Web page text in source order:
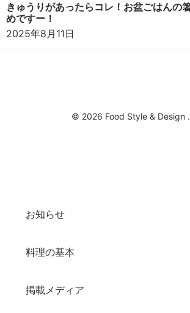
きゅうりがあったらコレ！お盆ごはんの
めですー！
2025年8月11日
© 2026 Food Style & Design
お知らせ
料理の基本
掲載メディア